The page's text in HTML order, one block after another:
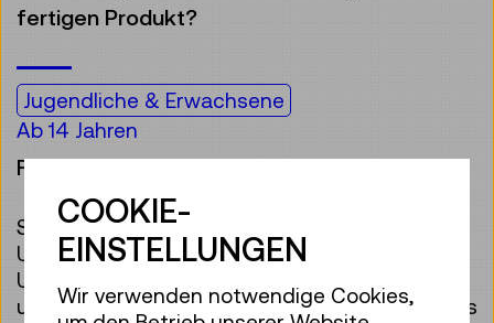
fertigen Produkt?
Jugendliche & Erwachsene
Ab 14 Jahren
Führung
Seltene Erden, Gummi, Stahl oder Luft:
Unterschiedlicher können Stoffe nicht sein.
Und doch sind all dies Materialien, ohne die
unser modernes Leben nicht möglich wäre. Was
COOKIE-
EINSTELLUNGEN
Wir verwenden notwendige Cookies,